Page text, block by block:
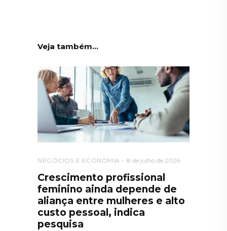
Veja também...
NEGÓCIOS E ECONOMIA 8 de julho de 2026
Crescimento profissional
feminino ainda depende de
aliança entre mulheres e alto
custo pessoal, indica
pesquisa